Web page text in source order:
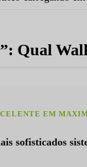
Qual
EM
sofisticados